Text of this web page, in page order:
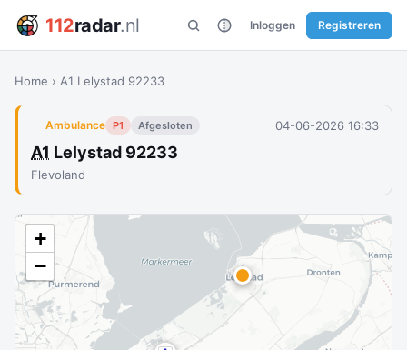
112radar.nl Inloggen Registreren
Home › A1 Lelystad 92233
Ambulance P1 Afgesloten 04-06-2026 16:33
A1 Lelystad 92233
Flevoland
+
−